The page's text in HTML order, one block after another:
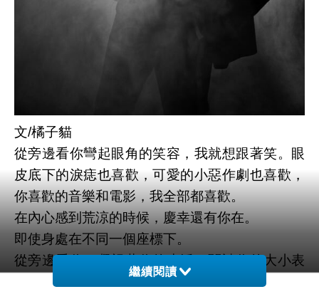
文/橘子貓
從旁邊看你彎起眼角的笑容，我就想跟著笑。眼
皮底下的淚痣也喜歡，可愛的小惡作劇也喜歡，
你喜歡的音樂和電影，我全部都喜歡。
在內心感到荒涼的時候，慶幸還有你在。
即使身處在不同一個座標下。
從旁邊看你，凝視著你的生活，閱讀你的大小表
情；常常想到如果是你遇到這樣的事會有什麼樣
繼續閱讀